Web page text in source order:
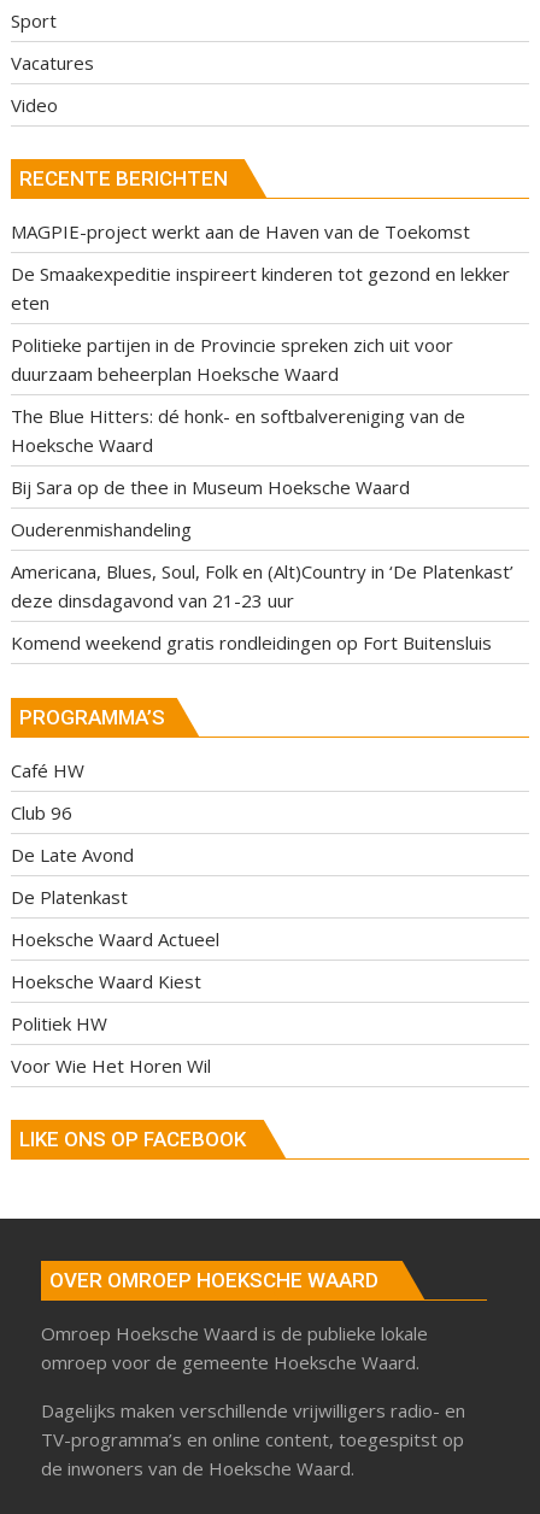
Sport
Vacatures
Video
RECENTE BERICHTEN
MAGPIE-project werkt aan de Haven van de Toekomst
De Smaakexpeditie inspireert kinderen tot gezond en lekker
eten
Politieke partijen in de Provincie spreken zich uit voor
duurzaam beheerplan Hoeksche Waard
The Blue Hitters: dé honk- en softbalvereniging van de
Hoeksche Waard
Bij Sara op de thee in Museum Hoeksche Waard
Ouderenmishandeling
Americana, Blues, Soul, Folk en (Alt)Country in ‘De Platenkast’
deze dinsdagavond van 21-23 uur
Komend weekend gratis rondleidingen op Fort Buitensluis
PROGRAMMA’S
Café HW
Club 96
De Late Avond
De Platenkast
Hoeksche Waard Actueel
Hoeksche Waard Kiest
Politiek HW
Voor Wie Het Horen Wil
LIKE ONS OP FACEBOOK
OVER OMROEP HOEKSCHE WAARD
Omroep Hoeksche Waard is de publieke lokale
omroep voor de gemeente Hoeksche Waard.
Dagelijks maken verschillende vrijwilligers radio- en
TV-programma’s en online content, toegespitst op
de inwoners van de Hoeksche Waard.